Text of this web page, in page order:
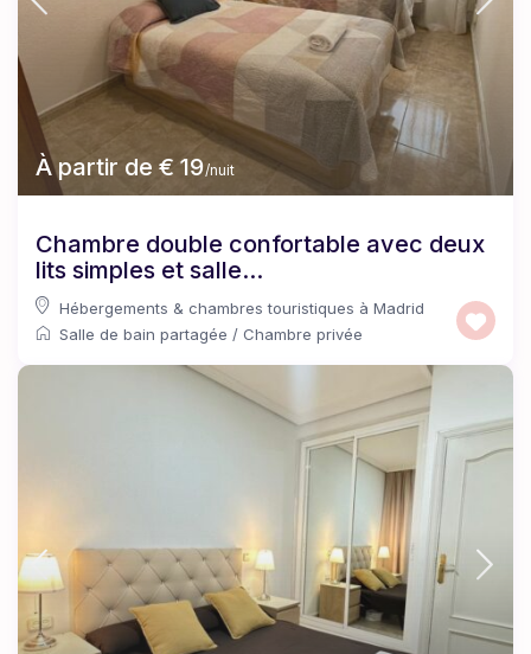
À partir de € 19/nuit
Chambre double confortable avec deux
lits simples et salle...
Hébergements & chambres touristiques à Madrid
Salle de bain partagée /Chambre privée